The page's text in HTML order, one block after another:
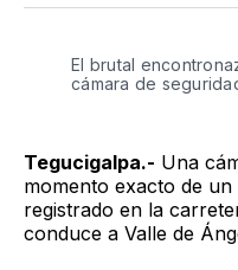
El brutal
cámara de
Tegucigalpa.- Una
momento exacto de
registrado en la
conduce a Valle de